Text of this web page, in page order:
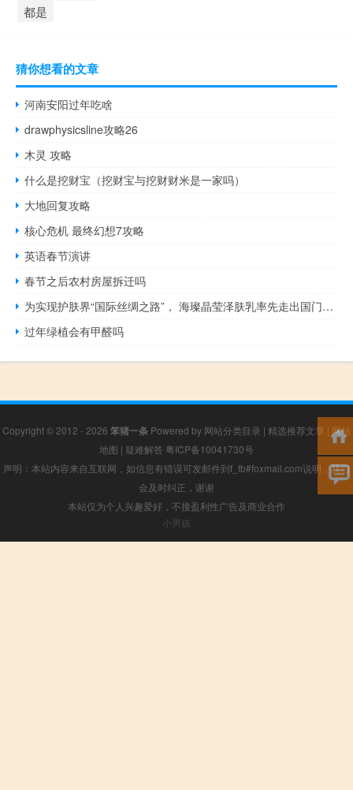
都是
猜你想看的文章
河南安阳过年吃啥
drawphysicsline攻略26
木灵 攻略
什么是挖财宝（挖财宝与挖财财米是一家吗）
大地回复攻略
核心危机 最终幻想7攻略
英语春节演讲
春节之后农村房屋拆迁吗
为实现护肤界“国际丝绸之路”， 海璨晶莹泽肤乳率先走出国门，领跑护肤界行业。
过年绿植会有甲醛吗
Copyright © 2012 - 2026 笨猪一条 Powered by 网站分类目录 | 精选推荐文章 | 网站
地图 | 疑难解答 粤ICP备10041730号
声明：本站内容来自互联网，如信息有错误可发邮件到f_fb#foxmail.com说明，我们
会及时纠正，谢谢
本站仅为个人兴趣爱好，不接盈利性广告及商业合作
小男孩